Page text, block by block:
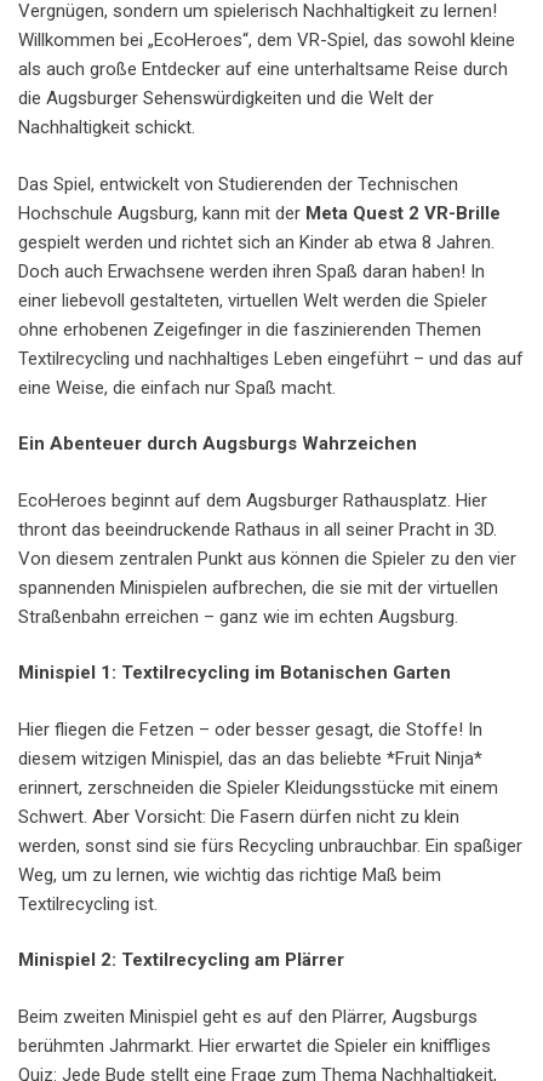
Vergnügen, sondern um spielerisch Nachhaltigkeit zu lernen!
Willkommen bei „EcoHeroes“, dem VR-Spiel, das sowohl kleine
als auch große Entdecker auf eine unterhaltsame Reise durch
die Augsburger Sehenswürdigkeiten und die Welt der
Nachhaltigkeit schickt.
Das Spiel, entwickelt von Studierenden der Technischen
Hochschule Augsburg, kann mit der Meta Quest 2 VR-Brille
gespielt werden und richtet sich an Kinder ab etwa 8 Jahren.
Doch auch Erwachsene werden ihren Spaß daran haben! In
einer liebevoll gestalteten, virtuellen Welt werden die Spieler
ohne erhobenen Zeigefinger in die faszinierenden Themen
Textilrecycling und nachhaltiges Leben eingeführt – und das auf
eine Weise, die einfach nur Spaß macht.
Ein Abenteuer durch Augsburgs Wahrzeichen
EcoHeroes beginnt auf dem Augsburger Rathausplatz. Hier
thront das beeindruckende Rathaus in all seiner Pracht in 3D.
Von diesem zentralen Punkt aus können die Spieler zu den vier
spannenden Minispielen aufbrechen, die sie mit der virtuellen
Straßenbahn erreichen – ganz wie im echten Augsburg.
Minispiel 1: Textilrecycling im Botanischen Garten
Hier fliegen die Fetzen – oder besser gesagt, die Stoffe! In
diesem witzigen Minispiel, das an das beliebte *Fruit Ninja*
erinnert, zerschneiden die Spieler Kleidungsstücke mit einem
Schwert. Aber Vorsicht: Die Fasern dürfen nicht zu klein
werden, sonst sind sie fürs Recycling unbrauchbar. Ein spaßiger
Weg, um zu lernen, wie wichtig das richtige Maß beim
Textilrecycling ist.
Minispiel 2: Textilrecycling am Plärrer
Beim zweiten Minispiel geht es auf den Plärrer, Augsburgs
berühmten Jahrmarkt. Hier erwartet die Spieler ein kniffliges
Quiz: Jede Bude stellt eine Frage zum Thema Nachhaltigkeit,